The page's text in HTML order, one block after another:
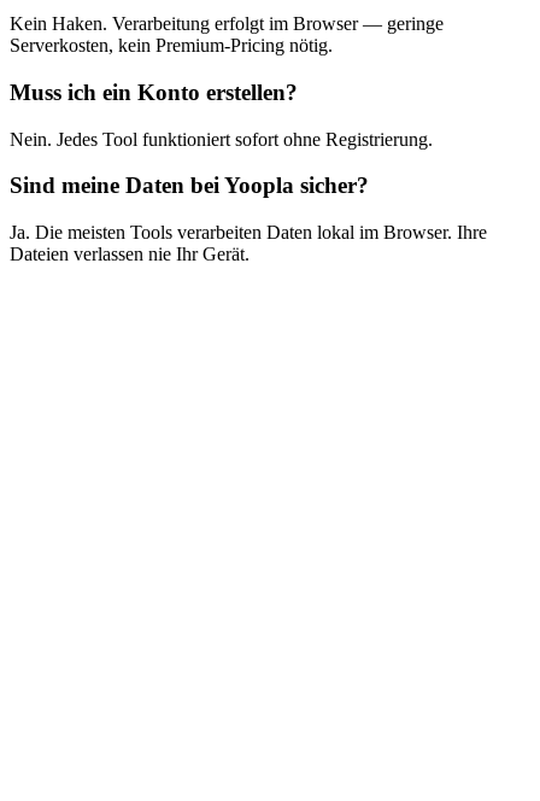
Kein Haken. Verarbeitung erfolgt im Browser — geringe
Serverkosten, kein Premium-Pricing nötig.
Muss ich ein Konto erstellen?
Nein. Jedes Tool funktioniert sofort ohne Registrierung.
Sind meine Daten bei Yoopla sicher?
Ja. Die meisten Tools verarbeiten Daten lokal im Browser. Ihre
Dateien verlassen nie Ihr Gerät.